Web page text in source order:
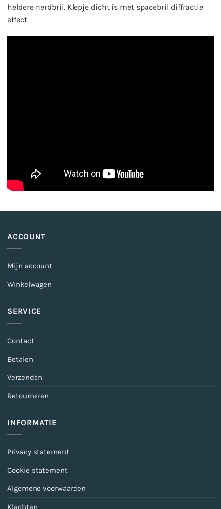
heldere nerdbril. Klepje dicht is met spacebril diffractie
effect.
ACCOUNT
Mijn account
Winkelwagen
SERVICE
Contact
Betalen
Verzenden
Retourneren
INFORMATIE
Privacy statement
Cookie statement
Algemene voorwaarden
Klachten